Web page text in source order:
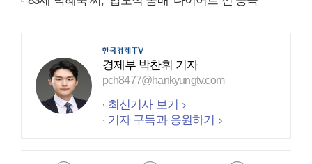
경제부 박찬휘 기자
pch8477@hankyungtv.com
최신기사 보기
기자 구독과 응원하기